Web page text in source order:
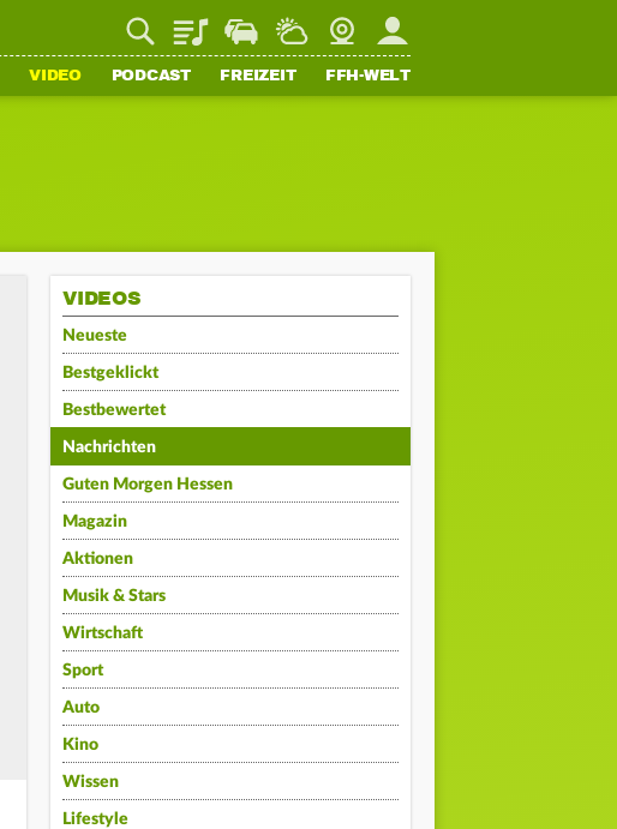
PlaylistStaupilotWetterWebcamMein FFH
VIDEO PODCAST FREIZEIT FFH-WELT
VIDEOS
Neueste
Bestgeklickt
Bestbewertet
Nachrichten
Guten Morgen Hessen
Magazin
Aktionen
Musik & Stars
Wirtschaft
Sport
Auto
Kino
Wissen
Lifestyle